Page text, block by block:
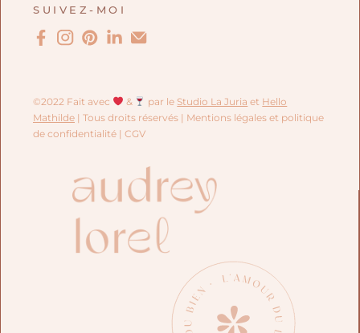
SUIVEZ-MOI
©2022 Fait avec & par le Studio La Juria et Hello
Mathilde | Tous droits réservés | Mentions légales et politique
de confidentialité | CGV